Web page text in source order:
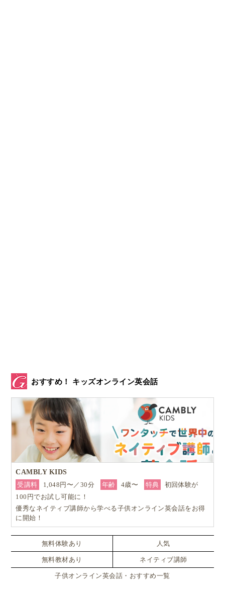
おすすめ！ キッズオンライン英会話
CAMBLY KIDS
受講料
1,048円〜／30分 年齢 4歳〜 特典
初回体験が
100円でお試し可能に！
優秀なネイティブ講師から学べる子供オンライン英会話をお得
に開始！
無料体験あり 人気
無料教材あり ネイティブ講師
子供オンライン英会話・おすすめ一覧